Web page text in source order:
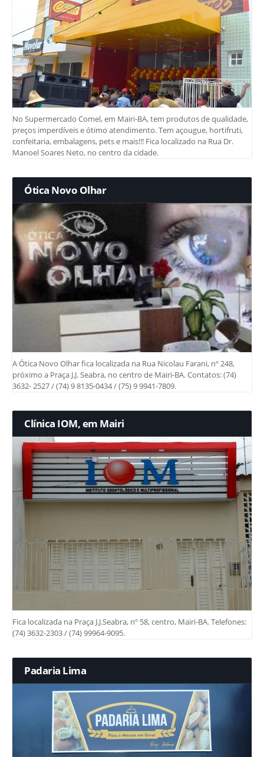
No Supermercado Comel, em Mairi-BA, tem produtos de qualidade,
preços imperdíveis e ótimo atendimento. Tem açougue, hortifruti,
confeitaria, embalagens, pets e mais!!! Fica localizado na Rua Dr.
Manoel Soares Neto, no centro da cidade.
Ótica Novo Olhar
A Ótica Novo Olhar fica localizada na Rua Nicolau Farani, nº 248,
próximo a Praça J.J. Seabra, no centro de Mairi-BA. Contatos: (74)
3632- 2527 / (74) 9 8135-0434 / (75) 9 9941-7809.
Clínica IOM, em Mairi
Fica localizada na Praça J.J.Seabra, nº 58, centro, Mairi-BA. Telefones:
(74) 3632-2303 / (74) 99964-9095.
Padaria Lima